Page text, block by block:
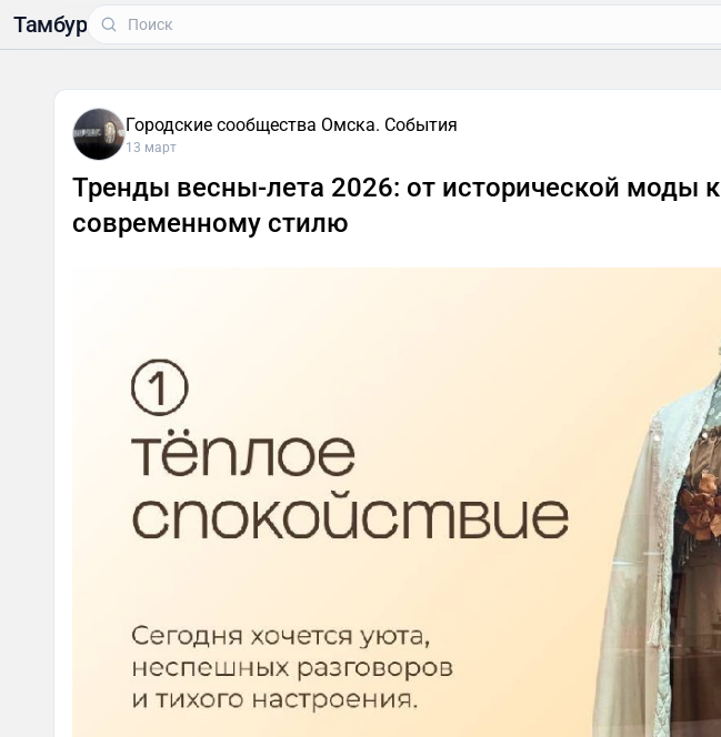
Тамбур
Городские сообщества Омска. События
13 март
Тренды весны-лета 2026: от исторической моды к
современному стилю